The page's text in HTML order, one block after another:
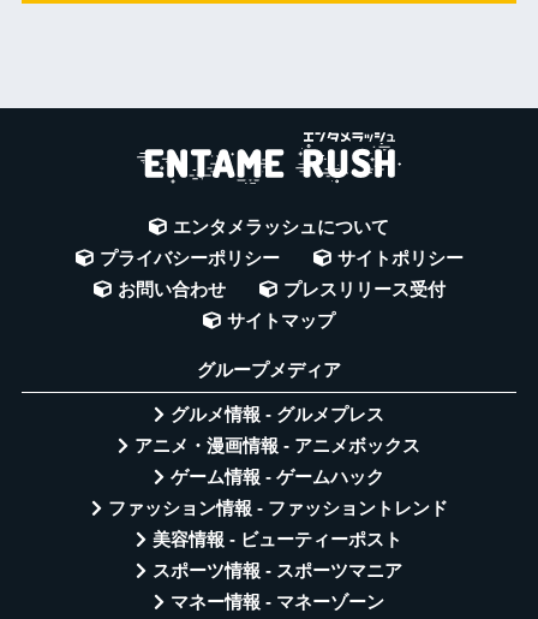
エンタメラッシュについて
プライバシーポリシー
サイトポリシー
お問い合わせ
プレスリリース受付
サイトマップ
グループメディア
グルメ情報 - グルメプレス
アニメ・漫画情報 - アニメボックス
ゲーム情報 - ゲームハック
ファッション情報 - ファッショントレンド
美容情報 - ビューティーポスト
スポーツ情報 - スポーツマニア
マネー情報 - マネーゾーン